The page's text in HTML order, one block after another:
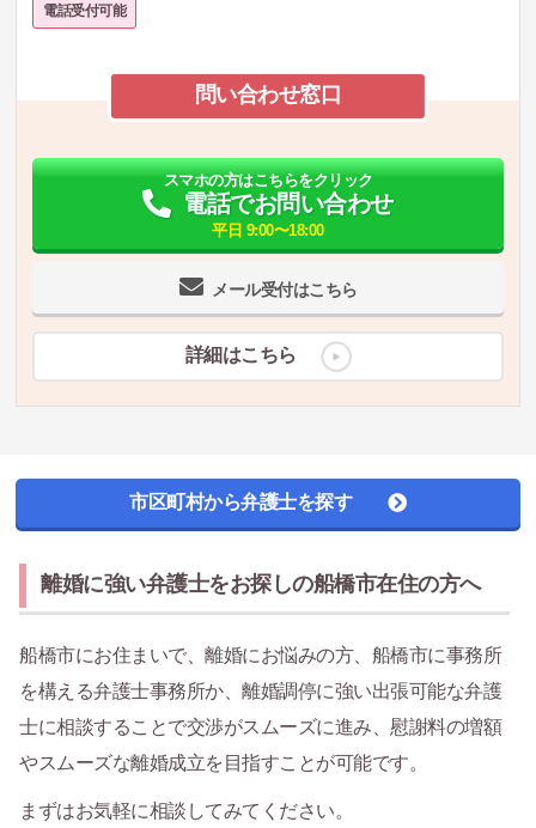
電話受付可能
問い合わせ窓口
メール受付はこちら
スマホの方はこちらをクリック
電話でお問い合わせ
平日 9:00〜18:00
詳細はこちら
市区町村から弁護士を探す
離婚に強い弁護士をお探しの船橋市在住の方へ
船橋市にお住まいで、離婚にお悩みの方、船橋市に事務所
を構える弁護士事務所か、離婚調停に強い出張可能な弁護
士に相談することで交渉がスムーズに進み、慰謝料の増額
やスムーズな離婚成立を目指すことが可能です。
まずはお気軽に相談してみてください。